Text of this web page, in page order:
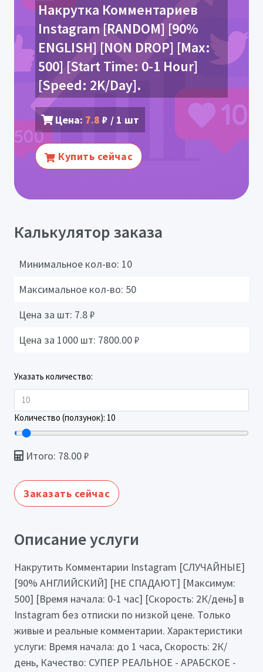
Накрутка Комментариев
Instagram [RANDOM] [90%
ENGLISH] [NON DROP] [Max:
500] [Start Time: 0-1 Hour]
[Speed: 2K/Day].
Цена: 7.8 ₽ / 1 шт
Купить сейчас
Калькулятор заказа
Минимальное кол-во: 10
Максимальное кол-во: 50
Цена за шт: 7.8₽
Цена за 1000 шт: 7800.00₽
Указать количество:
Количество (ползунок): 10
Итого: 78.00₽
Заказать сейчас
Описание услуги
Накрутить Комментарии Instagram [СЛУЧАЙНЫЕ]
[90% АНГЛИЙСКИЙ] [НЕ СПАДАЮТ] [Максимум:
500] [Время начала: 0-1 час] [Скорость: 2К/день] в
Instagram без отписки по низкой цене. Только
живые и реальные комментарии. Характеристики
услуги: Время начала: до 1 часа, Скорость: 2К/
день, Качество: СУПЕР РЕАЛЬНОЕ - АРАБСКОЕ -